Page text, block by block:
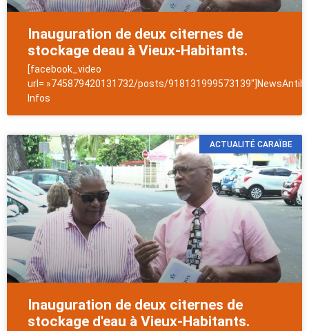
Inauguration de deux citernes de
stockage deau à Vieux-Habitants.
[facebook_video
url= »745879420131732/posts/
Infos
ACTUALITÉ CARAÏBE
Inauguration de deux citernes de
stockage d'eau à Vieux-Habitants.